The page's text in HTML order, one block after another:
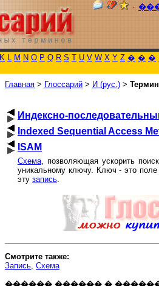
٠
K L M N O P Q R S T U V W X Y Z � � �
Главная > Глоссарий > И (рус.) > Термин
Индексно-
Indexed Sequential Access
ISAM
Схема, позволяющая ускорить
уникальному ключу. Ключ - это поле
эту запись.
Смотрите также:
Запись Схема
������ ������ �